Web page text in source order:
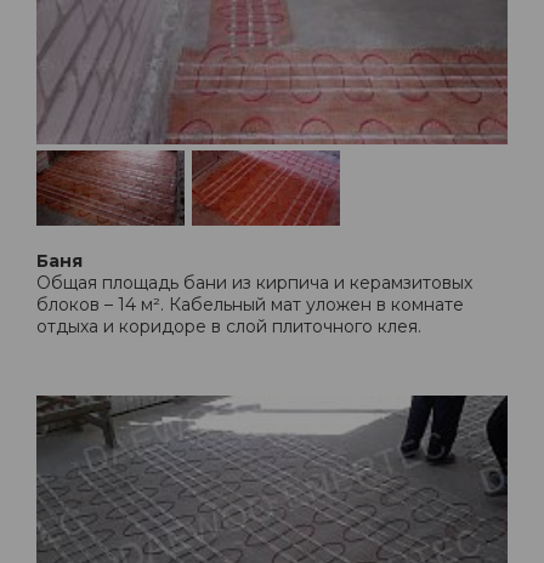
Баня
Общая площадь бани из кирпича и керамзитовых
блоков – 14 м². Кабельный мат уложен в комнате
отдыха и коридоре в слой плиточного клея.